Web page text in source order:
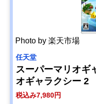
Photo by 楽天市場
任天堂
スーパーマリオギ
オギャラクシー 2
税込み7,980円